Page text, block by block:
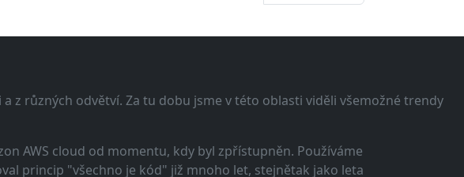
z různých odvětví. Za tu dobu jsme v této oblasti viděli všemožné trendy
AWS cloud od momentu, kdy byl zpřístupněn. Používáme
princip "všechno je kód" již mnoho let, stejnětak jako leta